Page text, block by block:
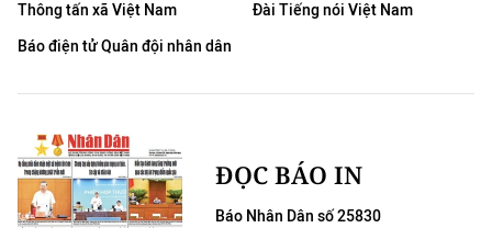
Thông tấn xã Việt Nam
Đài Tiếng nói Việt Nam
Báo điện tử Quân đội nhân dân
ĐỌC BÁO IN
Báo Nhân Dân số 25830